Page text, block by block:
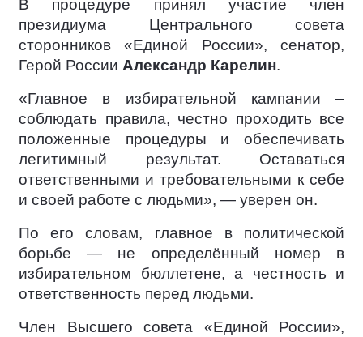
В процедуре принял участие член
президиума Центрального совета
сторонников «Единой России», сенатор,
Герой России Александр Карелин.
«Главное в избирательной кампании –
соблюдать правила, честно проходить все
положенные процедуры и обеспечивать
легитимный результат. Оставаться
ответственными и требовательными к себе
и своей работе с людьми», — уверен он.
По его словам, главное в политической
борьбе — не определённый номер в
избирательном бюллетене, а честность и
ответственность перед людьми.
Член Высшего совета «Единой России»,